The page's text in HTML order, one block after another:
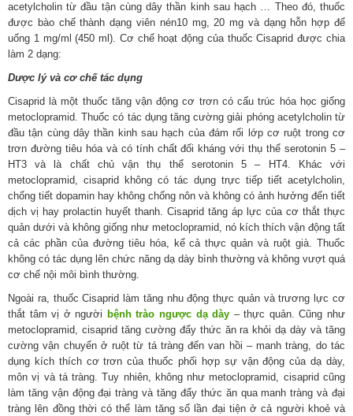
acetylcholin từ đầu tận cùng dây thần kinh sau hạch … Theo đó, thuốc
được bào chế thành dạng viên nén10 mg, 20 mg và dạng hỗn hợp để
uống 1 mg/ml (450 ml). Cơ chế hoạt động của thuốc Cisaprid được chia
làm 2 dạng:
Dược lý và cơ chế tác dụng
Cisaprid là một thuốc tăng vận động cơ trơn có cấu trúc hóa học giống
metoclopramid. Thuốc có tác dụng tăng cường giải phóng acetylcholin từ
đầu tận cùng dây thần kinh sau hạch của đám rối lớp cơ ruột trong cơ
trơn đường tiêu hóa và có tính chất đối kháng với thụ thể serotonin 5 –
HT3 và là chất chủ vận thụ thể serotonin 5 – HT4. Khác với
metoclopramid, cisaprid không có tác dụng trực tiếp tiết acetylcholin,
chống tiết dopamin hay không chống nôn và không có ảnh hưởng đến tiết
dịch vị hay prolactin huyết thanh. Cisaprid tăng áp lực của cơ thắt thực
quản dưới và không giống như metoclopramid, nó kích thích vận động tất
cả các phần của đường tiêu hóa, kể cả thực quản và ruột già. Thuốc
không có tác dụng lên chức năng dạ dày bình thường và không vượt quá
cơ chế nội môi bình thường.
Ngoài ra, thuốc Cisaprid làm tăng nhu động thực quản và trương lực cơ
thắt tâm vị ở người bệnh trào ngược dạ dày – thực quản. Cũng như
metoclopramid, cisaprid tăng cường đẩy thức ăn ra khỏi dạ dày và tăng
cường vận chuyển ở ruột từ tá tràng đến van hồi – manh tràng, do tác
dụng kích thích cơ trơn của thuốc phối hợp sự vận động của dạ dày,
môn vị và tá tràng. Tuy nhiên, không như metoclopramid, cisaprid cũng
làm tăng vận động đại tràng và tăng đẩy thức ăn qua manh tràng và đại
tràng lên đồng thời có thể làm tăng số lần đại tiện ở cả người khoẻ và